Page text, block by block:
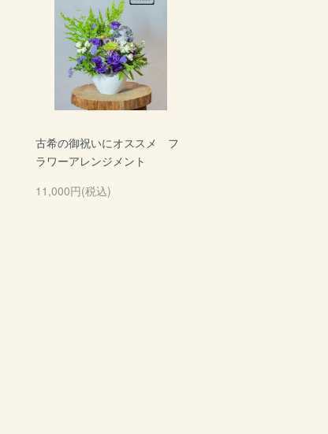
古希の御祝いにオススメ フ
ラワーアレンジメント
11,000円(税込)